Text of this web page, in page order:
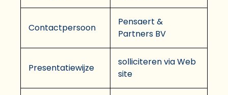
Contactpersoon
Pensaert &
Partners BV
Presentatiewijze
solliciteren via Web
site